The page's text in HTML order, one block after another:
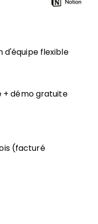
d'équipe flexible
+ démo gratuite
(facturé